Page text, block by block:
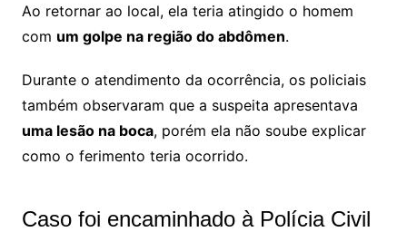
Ao retornar ao local, ela teria atingido o homem
com um golpe na região do abdômen.
Durante o atendimento da ocorrência, os policiais
também observaram que a suspeita apresentava
uma lesão na boca, porém ela não soube explicar
como o ferimento teria ocorrido.
Caso foi encaminhado à Polícia Civil